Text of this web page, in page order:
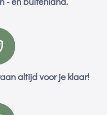
altijd voor je klaar!